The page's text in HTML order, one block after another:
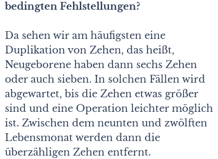
bedingten Fehlstellungen?
Da sehen wir am häufigsten eine
Duplikation von Zehen, das heißt,
Neugeborene haben dann sechs Zehen
oder auch sieben. In solchen Fällen wird
abgewartet, bis die Zehen etwas größer
sind und eine Operation leichter möglich
ist. Zwischen dem neunten und zwölften
Lebensmonat werden dann die
überzähligen Zehen entfernt.